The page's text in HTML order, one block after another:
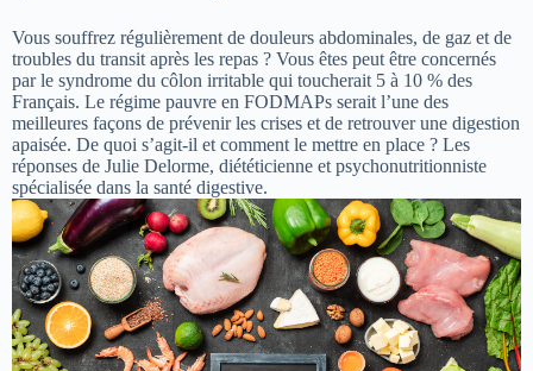
Vous souffrez régulièrement de douleurs abdominales, de gaz et de
troubles du transit après les repas ? Vous êtes peut être concernés
par le syndrome du côlon irritable qui toucherait 5 à 10 % des
Français. Le régime pauvre en FODMAPs serait l’une des
meilleures façons de prévenir les crises et de retrouver une digestion
apaisée. De quoi s’agit-il et comment le mettre en place ? Les
réponses de Julie Delorme, diététicienne et psychonutritionniste
spécialisée dans la santé digestive.